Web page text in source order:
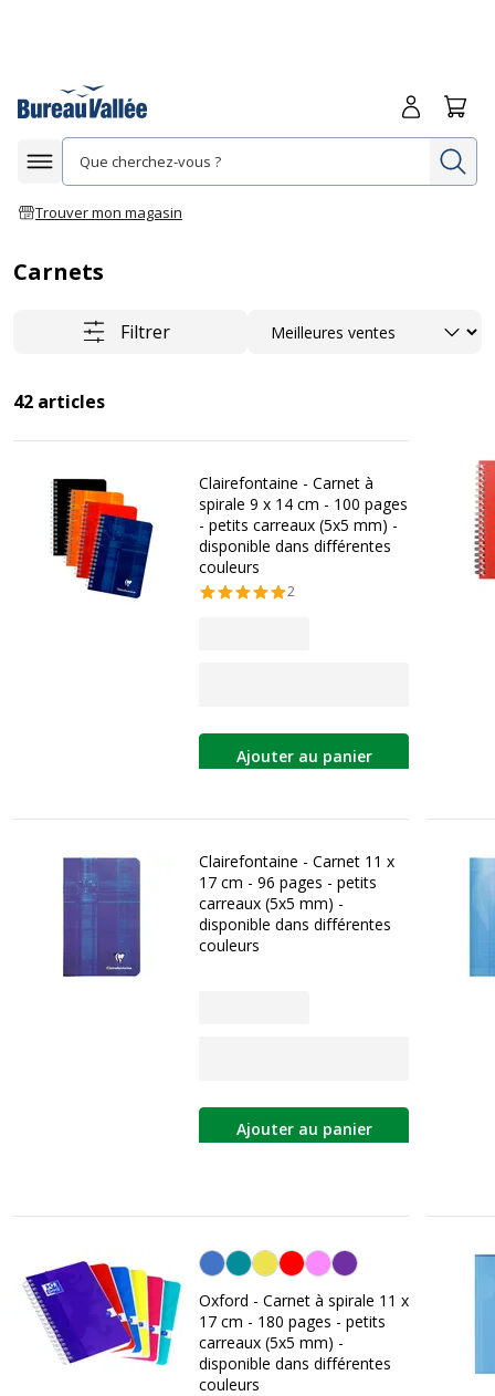
Afficher la navigation
Trouver mon magasin
Me
Carnets
Filtrer Trier
42 articles
Clairefontaine - Carnet à
spirale 9 x 14 cm - 100 pages
- petits carreaux (5x5 mm) -
disponible dans différentes
couleurs
2
Ajouter au panier
Clairefontaine - Carnet 11 x
17 cm - 96 pages - petits
carreaux (5x5 mm) -
disponible dans différentes
couleurs
Ajouter au panier
Personnalisation de la couleur
Oxford - Carnet à spirale 11 x
17 cm - 180 pages - petits
carreaux (5x5 mm) -
disponible dans différentes
couleurs